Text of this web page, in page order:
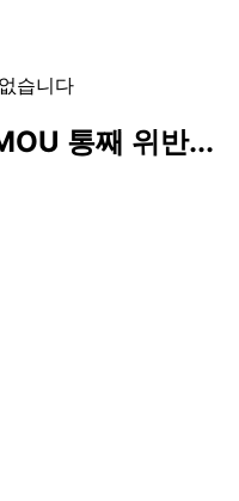
습니다
통째 위반...